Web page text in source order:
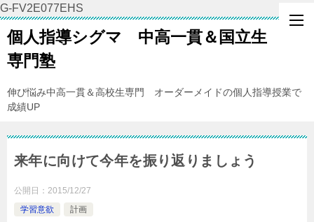
G-FV2E077EHS
個人指導シグマ 中高一貫＆国立生
専門塾
伸び悩み中高一貫＆高校生専門 オーダーメイドの個人指導授業で
成績UP
来年に向けて今年を振り返りましょう
公開日： 2015/12/27
学習意欲
計画